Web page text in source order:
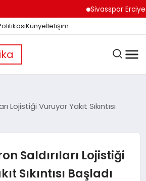
Sivasspor Erciyes
Künyeİletişim
Lojistiği Vuruyor Yakıt Sıkıntısı
Saldırıları Lojistiği
Sıkıntısı Başladı